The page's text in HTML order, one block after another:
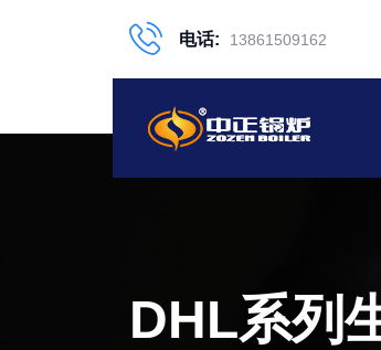
电话: 13861509162
DHL系列